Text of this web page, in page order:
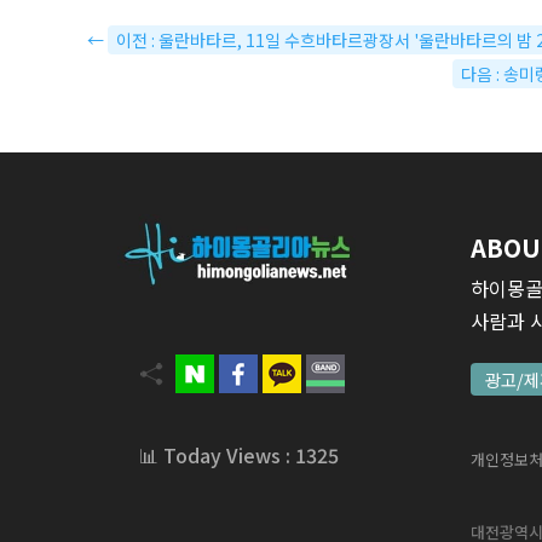
← 이전 : 울란바타르, 11일 수흐바타르광장서 '울란바타르의
다음 : 송
📊 Today Views : 1325
하이몽
사람과
광고/
개인정보
대전광역